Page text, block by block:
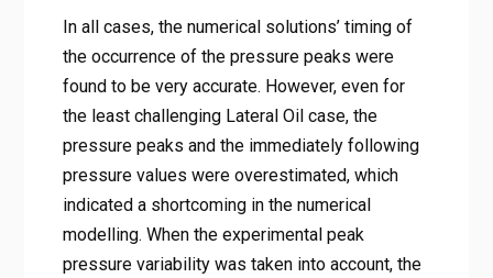
In all cases, the numerical solutions’ timing of
the occurrence of the pressure peaks were
found to be very accurate. However, even for
the least challenging Lateral Oil case, the
pressure peaks and the immediately following
pressure values were overestimated, which
indicated a shortcoming in the numerical
modelling. When the experimental peak
pressure variability was taken into account, the